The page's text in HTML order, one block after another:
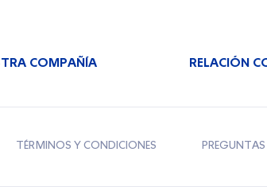
COMPAÑÍA RELACIÓN
TÉRMINOS Y CONDICIONES PREGUNTAS